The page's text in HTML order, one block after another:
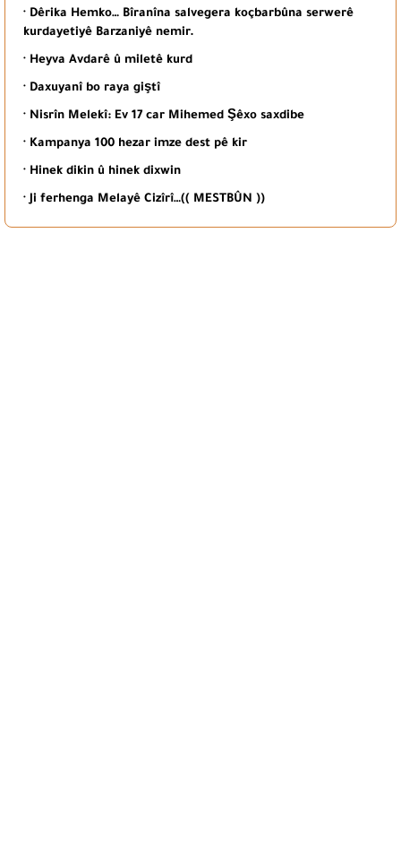
· Dêrika Hemko… Bîranîna salvegera koçbarbûna serwerê
kurdayetiyê Barzaniyê nemir.
· Heyva Avdarê û miletê kurd
· Daxuyanî bo raya giştî
· Nisrîn Melekî: Ev 17 car Mihemed Şêxo saxdibe
· Kampanya 100 hezar imze dest pê kir
· Hinek dikin û hinek dixwin
· Ji ferhenga Melayê Cizîrî…(( MESTBÛN ))